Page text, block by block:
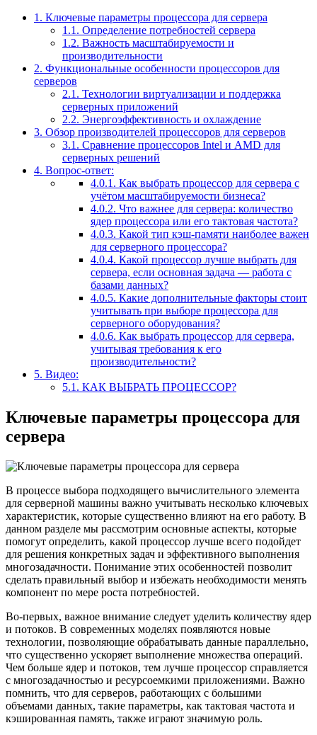
1. Ключевые параметры процессора для сервера
1.1. Определение потребностей сервера
1.2. Важность масштабируемости и
производительности
2. Функциональные особенности процессоров для
серверов
2.1. Технологии виртуализации и поддержка
серверных приложений
2.2. Энергоэффективность и охлаждение
3. Обзор производителей процессоров для серверов
3.1. Сравнение процессоров Intel и AMD для
серверных решений
4. Вопрос-ответ:
4.0.1. Как выбрать процессор для сервера с
учётом масштабируемости бизнеса?
4.0.2. Что важнее для сервера: количество
ядер процессора или его тактовая частота?
4.0.3. Какой тип кэш-памяти наиболее важен
для серверного процессора?
4.0.4. Какой процессор лучше выбрать для
сервера, если основная задача — работа с
базами данных?
4.0.5. Какие дополнительные факторы стоит
учитывать при выборе процессора для
серверного оборудования?
4.0.6. Как выбрать процессор для сервера,
учитывая требования к его
производительности?
5. Видео:
5.1. КАК ВЫБРАТЬ ПРОЦЕССОР?
Ключевые параметры процессора для
сервера
В процессе выбора подходящего вычислительного элемента
для серверной машины важно учитывать несколько ключевых
характеристик, которые существенно влияют на его работу. В
данном разделе мы рассмотрим основные аспекты, которые
помогут определить, какой процессор лучше всего подойдет
для решения конкретных задач и эффективного выполнения
многозадачности. Понимание этих особенностей позволит
сделать правильный выбор и избежать необходимости менять
компонент по мере роста потребностей.
Во-первых, важное внимание следует уделить количеству ядер
и потоков. В современных моделях появляются новые
технологии, позволяющие обрабатывать данные параллельно,
что существенно ускоряет выполнение множества операций.
Чем больше ядер и потоков, тем лучше процессор справляется
с многозадачностью и ресурсоемкими приложениями. Важно
помнить, что для серверов, работающих с большими
объемами данных, такие параметры, как тактовая частота и
кэшированная память, также играют значимую роль.